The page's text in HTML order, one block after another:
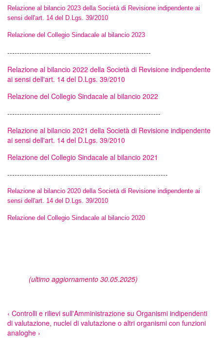
Relazione al bilancio 2023 della Società di Revisione indipendente ai
sensi dell'art. 14 del D.Lgs. 39/2010
Relazione del Collegio Sindacale al bilancio 2023
-----------------------------------------------------------
Relazione al bilancio 2022 della Società di Revisione indipendente
ai sensi dell'art. 14 del D.Lgs. 39/2010
Relazione del Collegio Sindacale al bilancio 2022
---------------------------------------------------------------
Relazione al bilancio 2021 della Società di Revisione indipendente
ai sensi dell'art. 14 del D.Lgs. 39/2010
Relazione del Collegio Sindacale al bilancio 2021
------------------------------------------------------------------
Relazione al bilancio 2020 della Società di Revisione indipendente ai
sensi dell'art. 14 del D.Lgs. 39/2010
Relazione del Collegio Sindacale al bilancio 2020
(ultimo aggiornamento 30.05.2025)
‹ Controlli e rilievi sull'Amministrazione su Organismi indipendenti
di valutazione, nuclei di valutazione o altri organismi con funzioni
analoghe ›